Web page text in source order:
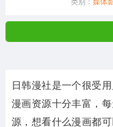
系统工具
日韩漫社是一个很受
漫画资源十分丰富，
源，想看什么漫画都